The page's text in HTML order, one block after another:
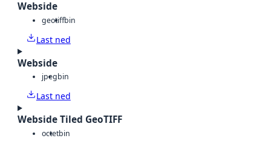
Webside
geotiffbin
Last ned
Webside
jpegbin
Last ned
Webside Tiled GeoTIFF
octetbin